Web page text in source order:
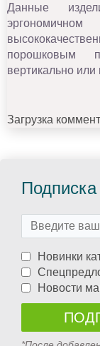
Данные
порошковым
вертикально или
Загрузка
Новинки
Новости